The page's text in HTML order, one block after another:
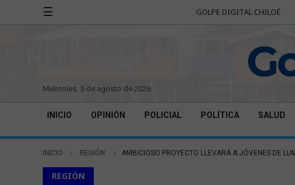
☰ GOLPE DIGITAL CHILOÉ
miércoles, 5 de agosto de 2026
INICIO OPINIÓN POLICIAL POLÍTICA SALUD
INICIO REGIÓN AMBICIOSO PROYECTO LLEVARÁ A JÓVENES DE
REGIÓN